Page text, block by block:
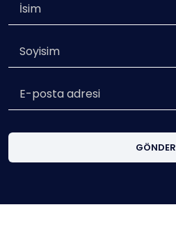
GÖNDER